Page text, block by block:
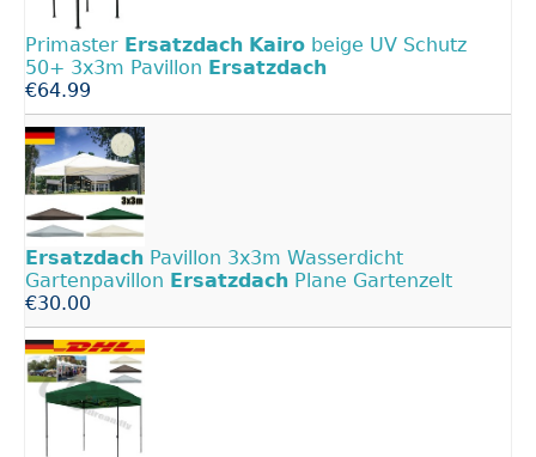
Primaster Ersatzdach Kairo beige UV Schutz
50+ 3x3m Pavillon Ersatzdach
€64.99
Ersatzdach Pavillon 3x3m Wasserdicht
Gartenpavillon Ersatzdach Plane Gartenzelt
€30.00